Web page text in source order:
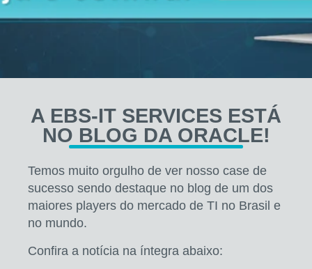
A EBS-IT SERVICES ESTÁ
NO BLOG DA ORACLE!
Temos muito orgulho de ver nosso case de
sucesso sendo destaque no blog de um dos
maiores players do mercado de TI no Brasil e
no mundo.
Confira a notícia na íntegra abaixo: